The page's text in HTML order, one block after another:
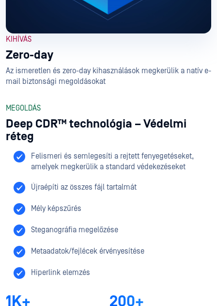
KIHÍVÁS
Zero-day
Az ismeretlen és zero-day kihasználások megkerülik a natív e-
mail biztonsági megoldásokat
MEGOLDÁS
Deep CDR™ technológia – Védelmi
réteg
Felismeri és semlegesíti a rejtett fenyegetéseket,
amelyek megkerülik a standard védekezéseket
Újraépíti az összes fájl tartalmát
Mély képszűrés
Steganográfia megelőzése
Metaadatok/fejlécek érvényesítése
Hiperlink elemzés
1K+ 200+